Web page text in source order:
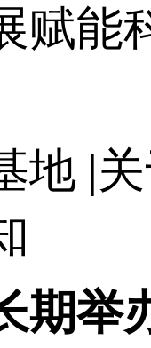
赋能
地 |
期举